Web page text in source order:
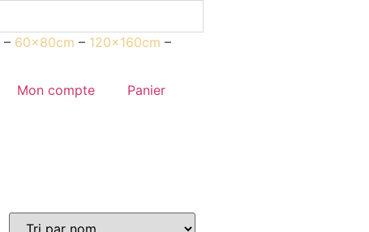
– 60x80cm – 120x160cm –
Mon compte Panier